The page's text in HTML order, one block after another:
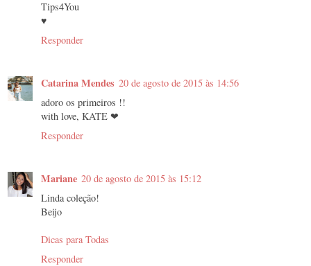
Tips4You
♥
Responder
Catarina Mendes 20 de agosto de 2015 às 14:56
adoro os primeiros !!
with love, KATE ❤
Responder
Mariane 20 de agosto de 2015 às 15:12
Linda coleção!
Beijo
Dicas para Todas
Responder